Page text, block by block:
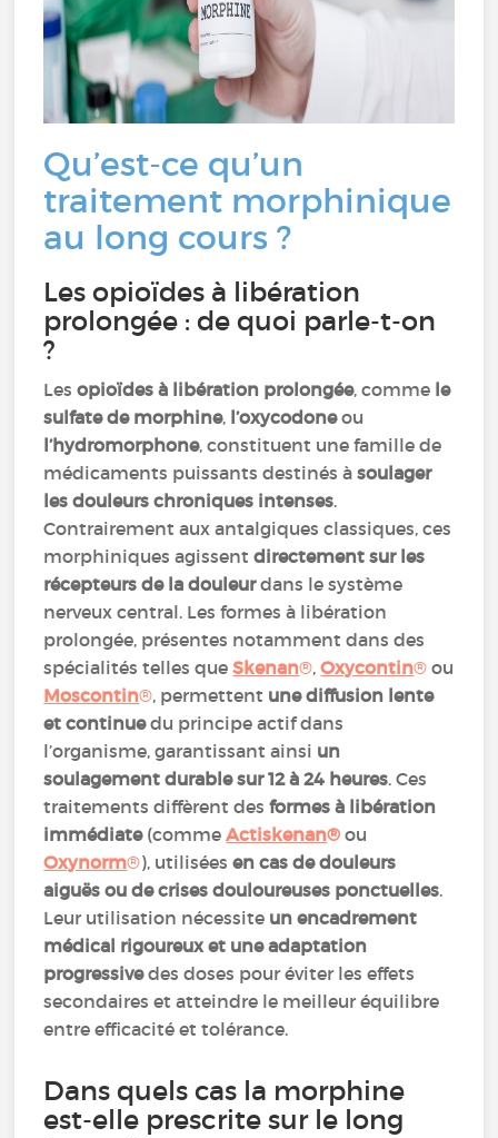
Qu’est-ce qu’un
traitement morphinique
au long cours ?
Les opioïdes à libération
prolongée : de quoi parle-t-on
?
Lesopioïdes à libération prolongée, comme le
sulfate de morphine, l’oxycodoneou
l’hydromorphone, constituent une famille de
médicaments puissants destinés àsoulager
les douleurs chroniques intenses.
Contrairement aux antalgiques classiques, ces
morphiniques agissentdirectement sur les
récepteurs de la douleurdans le système
nerveux central. Les formes à libération
prolongée, présentes notamment dans des
spécialités telles queSkenan®,Oxycontin® ou
Moscontin®, permettent une diffusion lente
et continuedu principe actif dans
l’organisme, garantissant ainsi un
soulagement durable sur 12 à 24 heures. Ces
traitements diffèrent desformes à libération
immédiate(commeActiskenan® ou
Oxynorm®), utiliséesen cas de douleurs
aiguës ou de crises douloureuses ponctuelles.
Leur utilisation nécessite un encadrement
médical rigoureux et une adaptation
progressivedes doses pour éviter les effets
secondaires et atteindre le meilleur équilibre
entre efficacité et tolérance.
Dans quels cas la morphine
est-elle prescrite sur le long